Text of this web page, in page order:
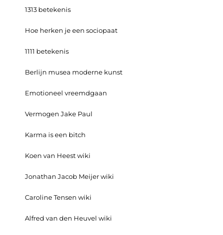
1313 betekenis
Hoe herken je een sociopaat
1111 betekenis
Berlijn musea moderne kunst
Emotioneel vreemdgaan
Vermogen Jake Paul
Karma is een bitch
Koen van Heest wiki
Jonathan Jacob Meijer wiki
Caroline Tensen wiki
Alfred van den Heuvel wiki